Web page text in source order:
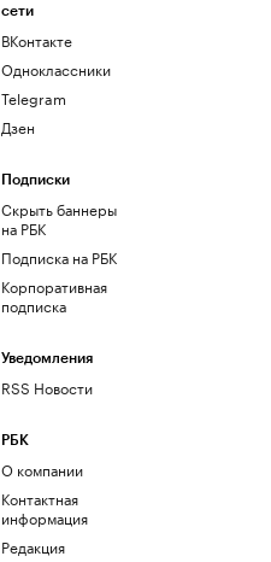
сети
ВКонтакте
Одноклассники
Telegram
Дзен
Подписки
Скрыть баннеры
на РБК
Подписка на РБК
Корпоративная
подписка
Уведомления
RSS Новости
РБК
О компании
Контактная
информация
Редакция